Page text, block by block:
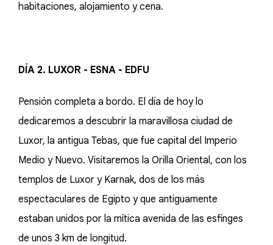
habitaciones, alojamiento y cena.
DÍA 2. LUXOR - ESNA - EDFU
Pensión completa a bordo. El día de hoy lo
dedicaremos a descubrir la maravillosa ciudad de
Luxor, la antigua Tebas, que fue capital del Imperio
Medio y Nuevo. Visitaremos la Orilla Oriental, con los
templos de Luxor y Karnak, dos de los más
espectaculares de Egipto y que antiguamente
estaban unidos por la mítica avenida de las esfinges
de unos 3 km de longitud.